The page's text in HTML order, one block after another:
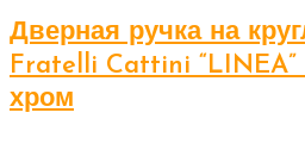
Дверная ручка на
Fratelli Cattini
хром